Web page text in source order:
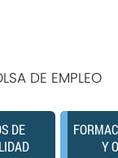
DE EMPLEO
DE
Y